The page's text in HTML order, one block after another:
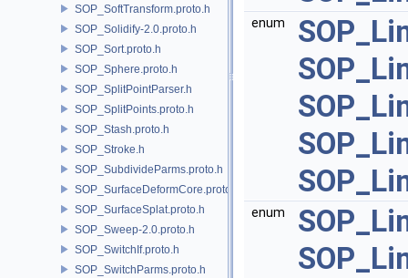
SOP_SoftTransform.proto.h
SOP_Solidify-2.0.proto.h
SOP_Sort.proto.h
SOP_Sphere.proto.h
SOP_SplitPointParser.h
SOP_SplitPoints.proto.h
SOP_Stash.proto.h
SOP_Stroke.h
SOP_SubdivideParms.proto.h
SOP_SurfaceDeformCore.proto.h
SOP_SurfaceSplat.proto.h
SOP_Sweep-2.0.proto.h
SOP_SwitchIf.proto.h
SOP_SwitchParms.proto.h
enum
enum